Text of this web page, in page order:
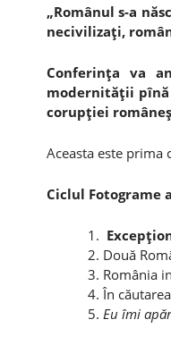
„Românul s-a
necivilizaţi,
Conferinţa va
modernităţii pînă
corupţiei
Aceasta este
Ciclul
Două
România
În
Eu îmi